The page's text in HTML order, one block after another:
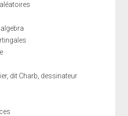
dit Charb, dessinateur